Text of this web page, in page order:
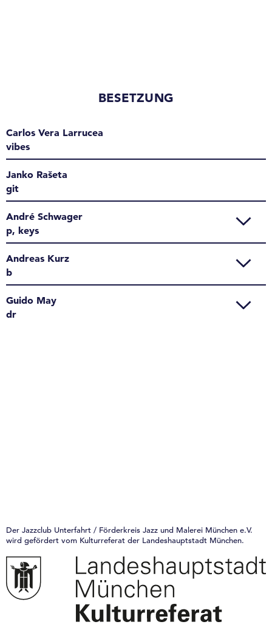
BESETZUNG
Carlos Vera Larrucea
vibes
Janko Rašeta
git
André Schwager
p, keys
Andreas Kurz
b
Guido May
dr
Der Jazzclub Unterfahrt / Förderkreis Jazz und Malerei München e.V.
wird gefördert vom Kulturreferat der Landeshauptstadt München.